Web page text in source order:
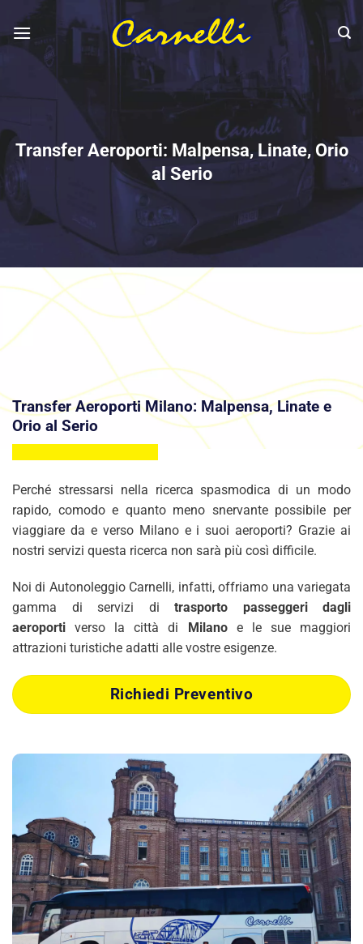
contenuti
Transfer Aeroporti: Malpensa, Linate, Orio
al Serio
Transfer Aeroporti Milano: Malpensa, Linate e
Orio al Serio
Perché stressarsi nella ricerca spasmodica di un modo
rapido, comodo e quanto meno snervante possibile per
viaggiare da e verso Milano e i suoi aeroporti? Grazie ai
nostri servizi questa ricerca non sarà più così difficile.
Noi di Autonoleggio Carnelli, infatti, offriamo una variegata
gamma di servizi di trasporto passeggeri dagli
aeroporti verso la città di Milanoe le sue maggiori
attrazioni turistiche adatti alle vostre esigenze.
Richiedi Preventivo